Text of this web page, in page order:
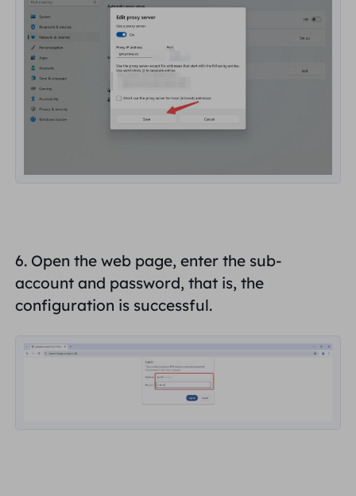
6. Open the web page, enter the sub-
account and password, that is, the
configuration is successful.